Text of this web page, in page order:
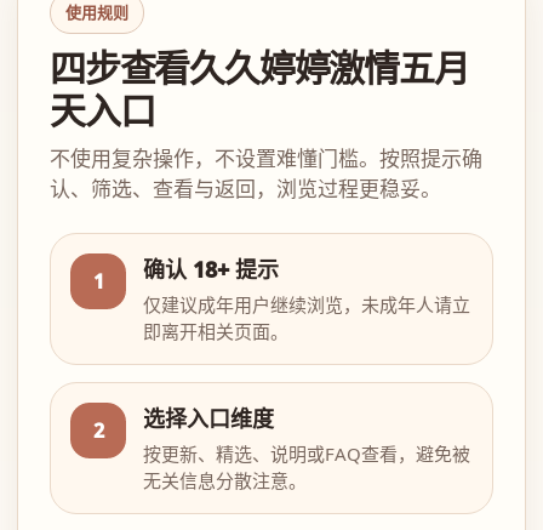
使用规则
四步查看久久婷婷激情五月
天入口
不使用复杂操作，不设置难懂门槛。按照提示确
认、筛选、查看与返回，浏览过程更稳妥。
1 确认 18+ 提示
仅建议成年用户继续浏览，未成年人请立
即离开相关页面。
2 选择入口维度
按更新、精选、说明或FAQ查看，避免被
无关信息分散注意。